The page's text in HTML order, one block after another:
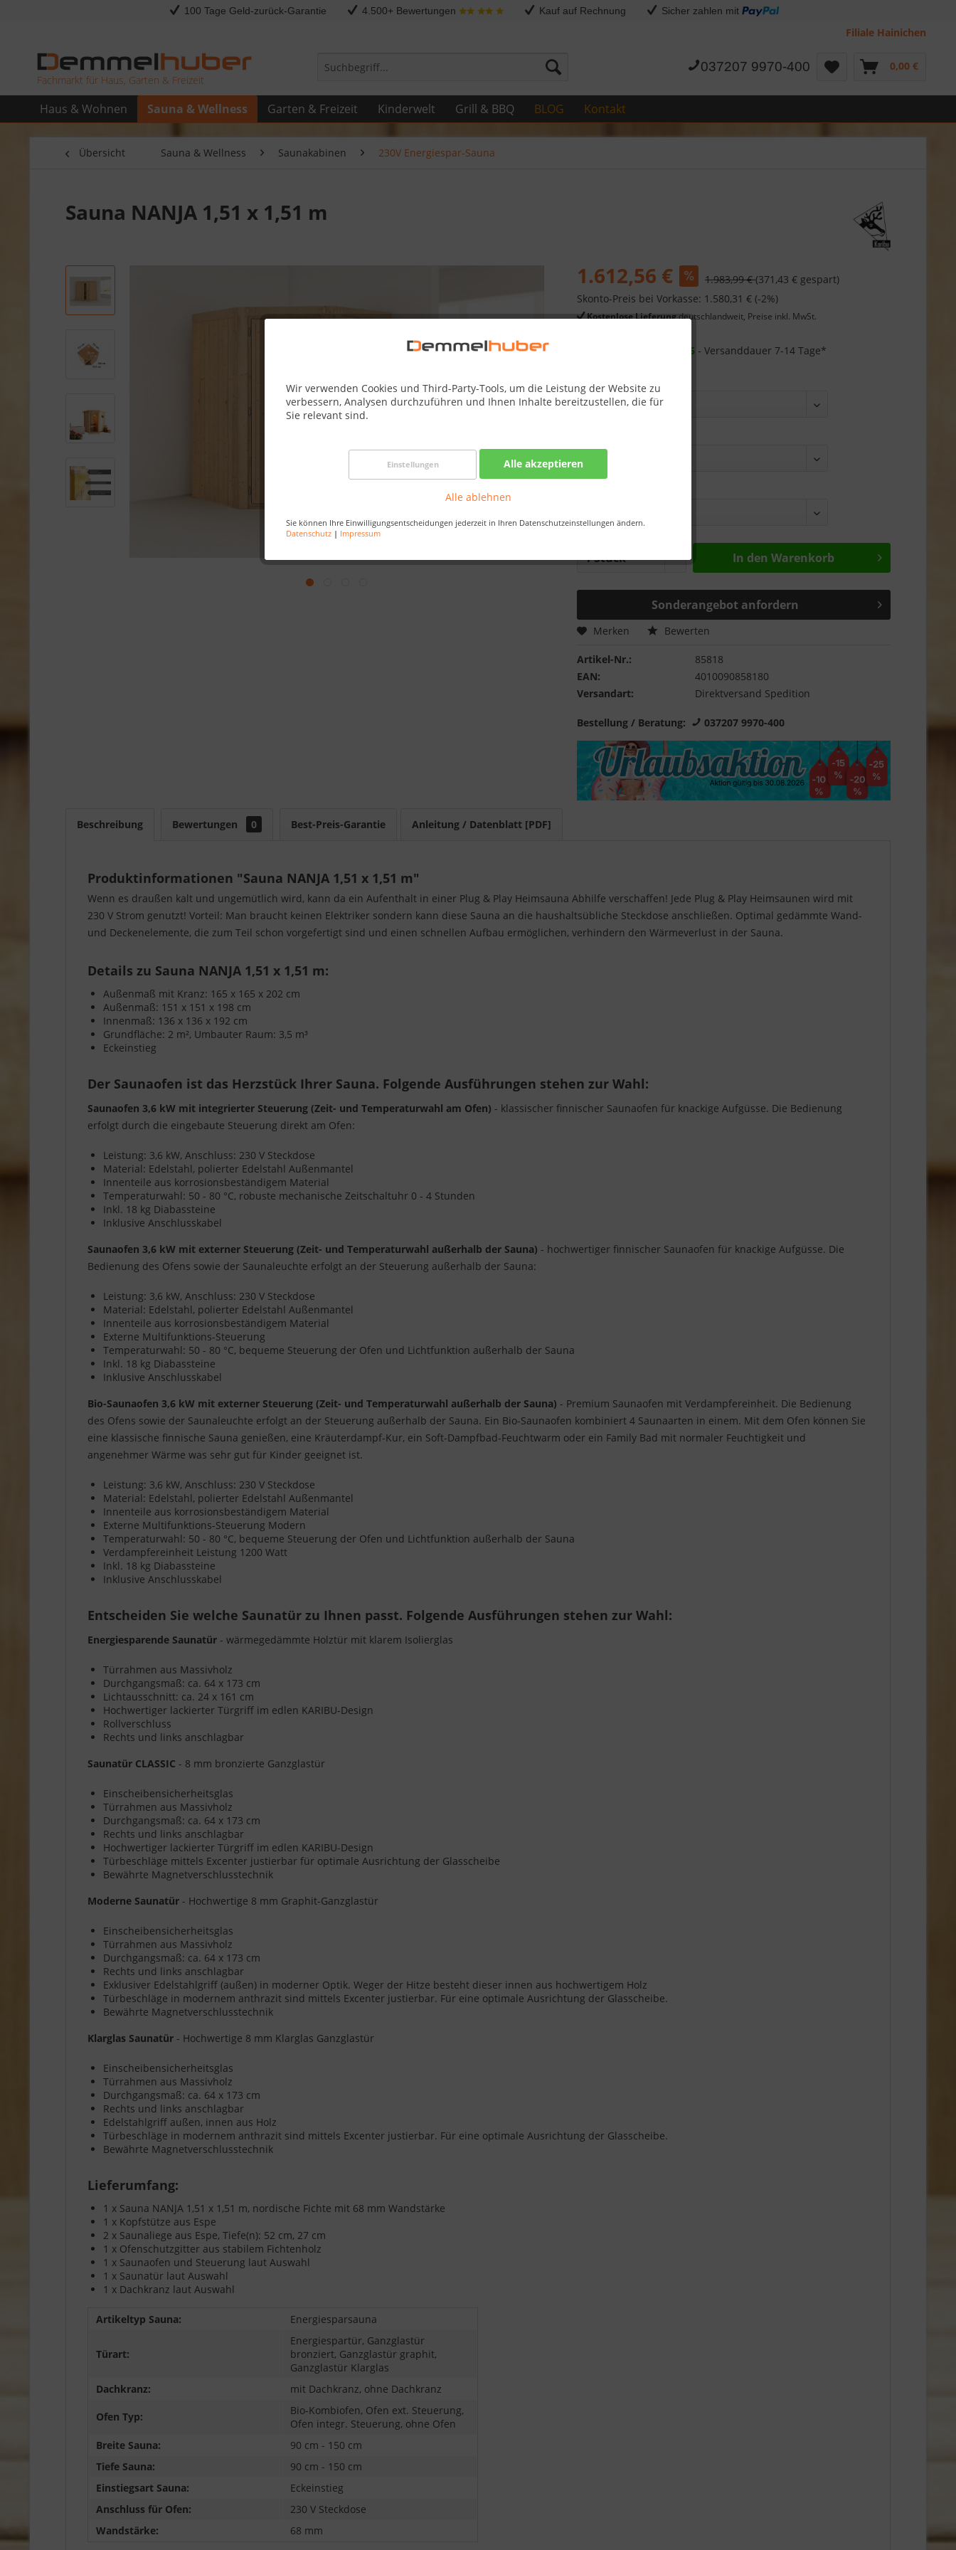
100 Tage Geld-zurück-Garantie 4.500+ Bewertungen Kauf auf Rechnung Sicher zahlen mit
Filiale Hainichen
Fachmarkt für Haus, Garten & Freizeit
037207 9970-400 0,00 €
Haus & Wohnen Sauna & Wellness Garten & Freizeit Kinderwelt Grill & BBQ BLOG Kontakt
Wir verwenden Cookies und Third-Party-Tools, um die Leistung der Website zu
verbessern, Analysen durchzuführen und Ihnen Inhalte bereitzustellen, die für
Sie relevant sind.
Einstellungen Alle akzeptieren
Alle ablehnen
Sie können Ihre Einwilligungsentscheidungen jederzeit in Ihren Datenschutzeinstellungen ändern.
Datenschutz | Impressum
Übersicht Sauna & Wellness Saunakabinen 230V Energiespar-Sauna
Sauna NANJA 1,51 x 1,51 m
1.612,56 € 1.983,99 €(371,43 € gespart)
Skonto-Preis bei Vorkasse: 1.580,31 € (-2%)
Kostenlose Lieferungdeutschlandweit, Preise inkl. MwSt.
26.08.26 - Versanddauer 7-14 Tage*
In den Warenkorb
Sonderangebot anfordern
Merken Bewerten
Artikel-Nr.:
85818
EAN:
4010090858180
Versandart:
Direktversand Spedition
Bestellung / Beratung: 037207 9970-400
Beschreibung Bewertungen 0 Best-Preis-Garantie Anleitung / Datenblatt [PDF]
Produktinformationen "Sauna NANJA 1,51 x 1,51 m"
Wenn es draußen kalt und ungemütlich wird, kann da ein Aufenthalt in einer Plug & Play Heimsauna Abhilfe verschaffen! Jede Plug & Play Heimsaunen wird mit
230 V Strom genutzt! Vorteil: Man braucht keinen Elektriker sondern kann diese Sauna an die haushaltsübliche Steckdose anschließen. Optimal gedämmte Wand-
und Deckenelemente, die zum Teil schon vorgefertigt sind und einen schnellen Aufbau ermöglichen, verhindern den Wärmeverlust in der Sauna.
Details zu Sauna NANJA 1,51 x 1,51 m:
Außenmaß mit Kranz: 165 x 165 x 202 cm
Außenmaß: 151 x 151 x 198 cm
Innenmaß: 136 x 136 x 192 cm
Grundfläche: 2 m², Umbauter Raum: 3,5 m³
Eckeinstieg
Der Saunaofen ist das Herzstück Ihrer Sauna. Folgende Ausführungen stehen zur Wahl:
Saunaofen 3,6 kW mit integrierter Steuerung (Zeit- und Temperaturwahl am Ofen) - klassischer finnischer Saunaofen für knackige Aufgüsse. Die Bedienung
erfolgt durch die eingebaute Steuerung direkt am Ofen:
Leistung: 3,6 kW, Anschluss: 230 V Steckdose
Material: Edelstahl, polierter Edelstahl Außenmantel
Innenteile aus korrosionsbeständigem Material
Temperaturwahl: 50 - 80 °C, robuste mechanische Zeitschaltuhr 0 - 4 Stunden
Inkl. 18 kg Diabassteine
Inklusive Anschlusskabel
Saunaofen 3,6 kW mit externer Steuerung (Zeit- und Temperaturwahl außerhalb der Sauna) - hochwertiger finnischer Saunaofen für knackige Aufgüsse. Die
Bedienung des Ofens sowie der Saunaleuchte erfolgt an der Steuerung außerhalb der Sauna:
Leistung: 3,6 kW, Anschluss: 230 V Steckdose
Material: Edelstahl, polierter Edelstahl Außenmantel
Innenteile aus korrosionsbeständigem Material
Externe Multifunktions-Steuerung
Temperaturwahl: 50 - 80 °C, bequeme Steuerung der Ofen und Lichtfunktion außerhalb der Sauna
Inkl. 18 kg Diabassteine
Inklusive Anschlusskabel
Bio-Saunaofen 3,6 kW mit externer Steuerung (Zeit- und Temperaturwahl außerhalb der Sauna) - Premium Saunaofen mit Verdampfereinheit. Die Bedienung
des Ofens sowie der Saunaleuchte erfolgt an der Steuerung außerhalb der Sauna. Ein Bio-Saunaofen kombiniert 4 Saunaarten in einem. Mit dem Ofen können Sie
eine klassische finnische Sauna genießen, eine Kräuterdampf-Kur, ein Soft-Dampfbad-Feuchtwarm oder ein Family Bad mit normaler Feuchtigkeit und
angenehmer Wärme was sehr gut für Kinder geeignet ist.
Leistung: 3,6 kW, Anschluss: 230 V Steckdose
Material: Edelstahl, polierter Edelstahl Außenmantel
Innenteile aus korrosionsbeständigem Material
Externe Multifunktions-Steuerung Modern
Temperaturwahl: 50 - 80 °C, bequeme Steuerung der Ofen und Lichtfunktion außerhalb der Sauna
Verdampfereinheit Leistung 1200 Watt
Inkl. 18 kg Diabassteine
Inklusive Anschlusskabel
Entscheiden Sie welche Saunatür zu Ihnen passt. Folgende Ausführungen stehen zur Wahl:
Energiesparende Saunatür - wärmegedämmte Holztür mit klarem Isolierglas
Türrahmen aus Massivholz
Durchgangsmaß: ca. 64 x 173 cm
Lichtausschnitt: ca. 24 x 161 cm
Hochwertiger lackierter Türgriff im edlen KARIBU-Design
Rollverschluss
Rechts und links anschlagbar
Saunatür CLASSIC - 8 mm bronzierte Ganzglastür
Einscheibensicherheitsglas
Türrahmen aus Massivholz
Durchgangsmaß: ca. 64 x 173 cm
Rechts und links anschlagbar
Hochwertiger lackierter Türgriff im edlen KARIBU-Design
Türbeschläge mittels Excenter justierbar für optimale Ausrichtung der Glasscheibe
Bewährte Magnetverschlusstechnik
Moderne Saunatür - Hochwertige 8 mm Graphit-Ganzglastür
Einscheibensicherheitsglas
Türrahmen aus Massivholz
Durchgangsmaß: ca. 64 x 173 cm
Rechts und links anschlagbar
Exklusiver Edelstahlgriff (außen) in moderner Optik. Weger der Hitze besteht dieser innen aus hochwertigem Holz
Türbeschläge in modernem anthrazit sind mittels Excenter justierbar. Für eine optimale Ausrichtung der Glasscheibe.
Bewährte Magnetverschlusstechnik
Klarglas Saunatür - Hochwertige 8 mm Klarglas Ganzglastür
Einscheibensicherheitsglas
Türrahmen aus Massivholz
Durchgangsmaß: ca. 64 x 173 cm
Rechts und links anschlagbar
Edelstahlgriff außen, innen aus Holz
Türbeschläge in modernem anthrazit sind mittels Excenter justierbar. Für eine optimale Ausrichtung der Glasscheibe.
Bewährte Magnetverschlusstechnik
Lieferumfang:
1 x Sauna NANJA 1,51 x 1,51 m, nordische Fichte mit 68 mm Wandstärke
1 x Kopfstütze aus Espe
2 x Saunaliege aus Espe, Tiefe(n): 52 cm, 27 cm
1 x Ofenschutzgitter aus stabilem Fichtenholz
1 x Saunaofen und Steuerung laut Auswahl
1 x Saunatür laut Auswahl
1 x Dachkranz laut Auswahl
Artikeltyp Sauna: Energiesparsauna
Türart:
Energiespartür, Ganzglastür
bronziert, Ganzglastür graphit,
Ganzglastür Klarglas
Dachkranz:
mit Dachkranz, ohne Dachkranz
Ofen Typ:
Bio-Kombiofen, Ofen ext. Steuerung,
Ofen integr. Steuerung, ohne Ofen
Breite Sauna:
90 cm - 150 cm
Tiefe Sauna:
90 cm - 150 cm
Einstiegsart Sauna:
Eckeinstieg
Anschluss für Ofen:
230 V Steckdose
Wandstärke:
68 mm